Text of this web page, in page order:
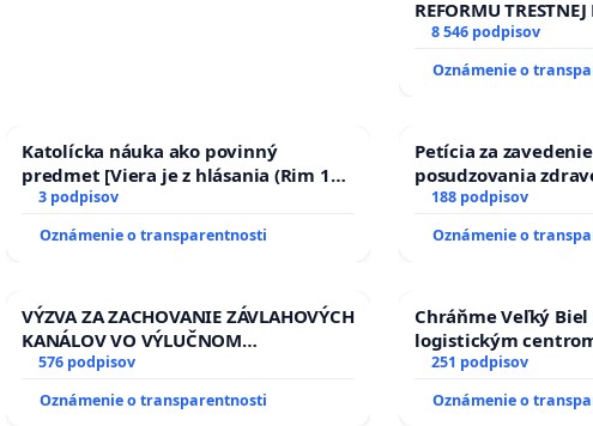
REFORMU
#STOPPDFL
8 546 podpisov
Oznámenie o
Katolícka náuka ako povinný
predmet [Viera je z hlásania (Rim 10,
17)]
3 podpisov
Oznámenie o transparentnosti
Petícia za
posudzovania
osôb s diabetom 1.
prijímaní do
188 podpisov
Oznámenie o
VÝZVA ZA ZACHOVANIE ZÁVLAHOVÝCH
KANÁLOV VO VÝLUČNOM
VLASTNÍCTVE A POD KONTROLOU
SLOVENSKEJ REPUBLIKY & žiadosť na
riešenie zanedbaného stavu
576 podpisov
Oznámenie o transparentnosti
Chráňme Veľký
logistickým
251 podpisov
Oznámenie o